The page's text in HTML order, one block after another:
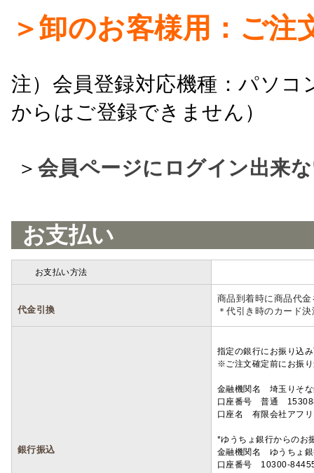
＞卸のお客様用：ご注
注）会員登録対応機種：パソ
からはご登録できません）
＞ 会員ページにログイン出来
お支払い
お支払い方法
代金引換
商品到着時に商品代
＊代引き時のカード
銀行振込
指定の銀行にお振り込
※ご注文確定前にお振
金融機関名 埼玉りそ
口座番号 普通
口座名 有限会社アフ
*ゆうちょ銀行からのお
金融機関名 ゆうちょ
口座番号 10300-